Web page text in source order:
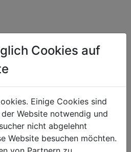
zzgl.
Cookies auf
Einige Cookies sind
Website notwendig und
nicht abgelehnt
Website besuchen möchten.